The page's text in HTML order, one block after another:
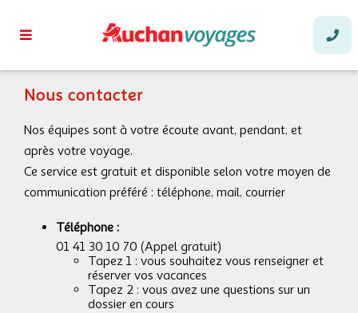
Nous contacter
Nos équipes sont à votre écoute avant, pendant, et
après votre voyage.
Ce service est gratuit et disponible selon votre moyen de
communication préféré : téléphone, mail, courrier
Téléphone :
01 41 30 10 70 (Appel gratuit)
Tapez 1 : vous souhaitez vous renseigner et
réserver vos vacances
Tapez 2 : vous avez une questions sur un
dossier en cours